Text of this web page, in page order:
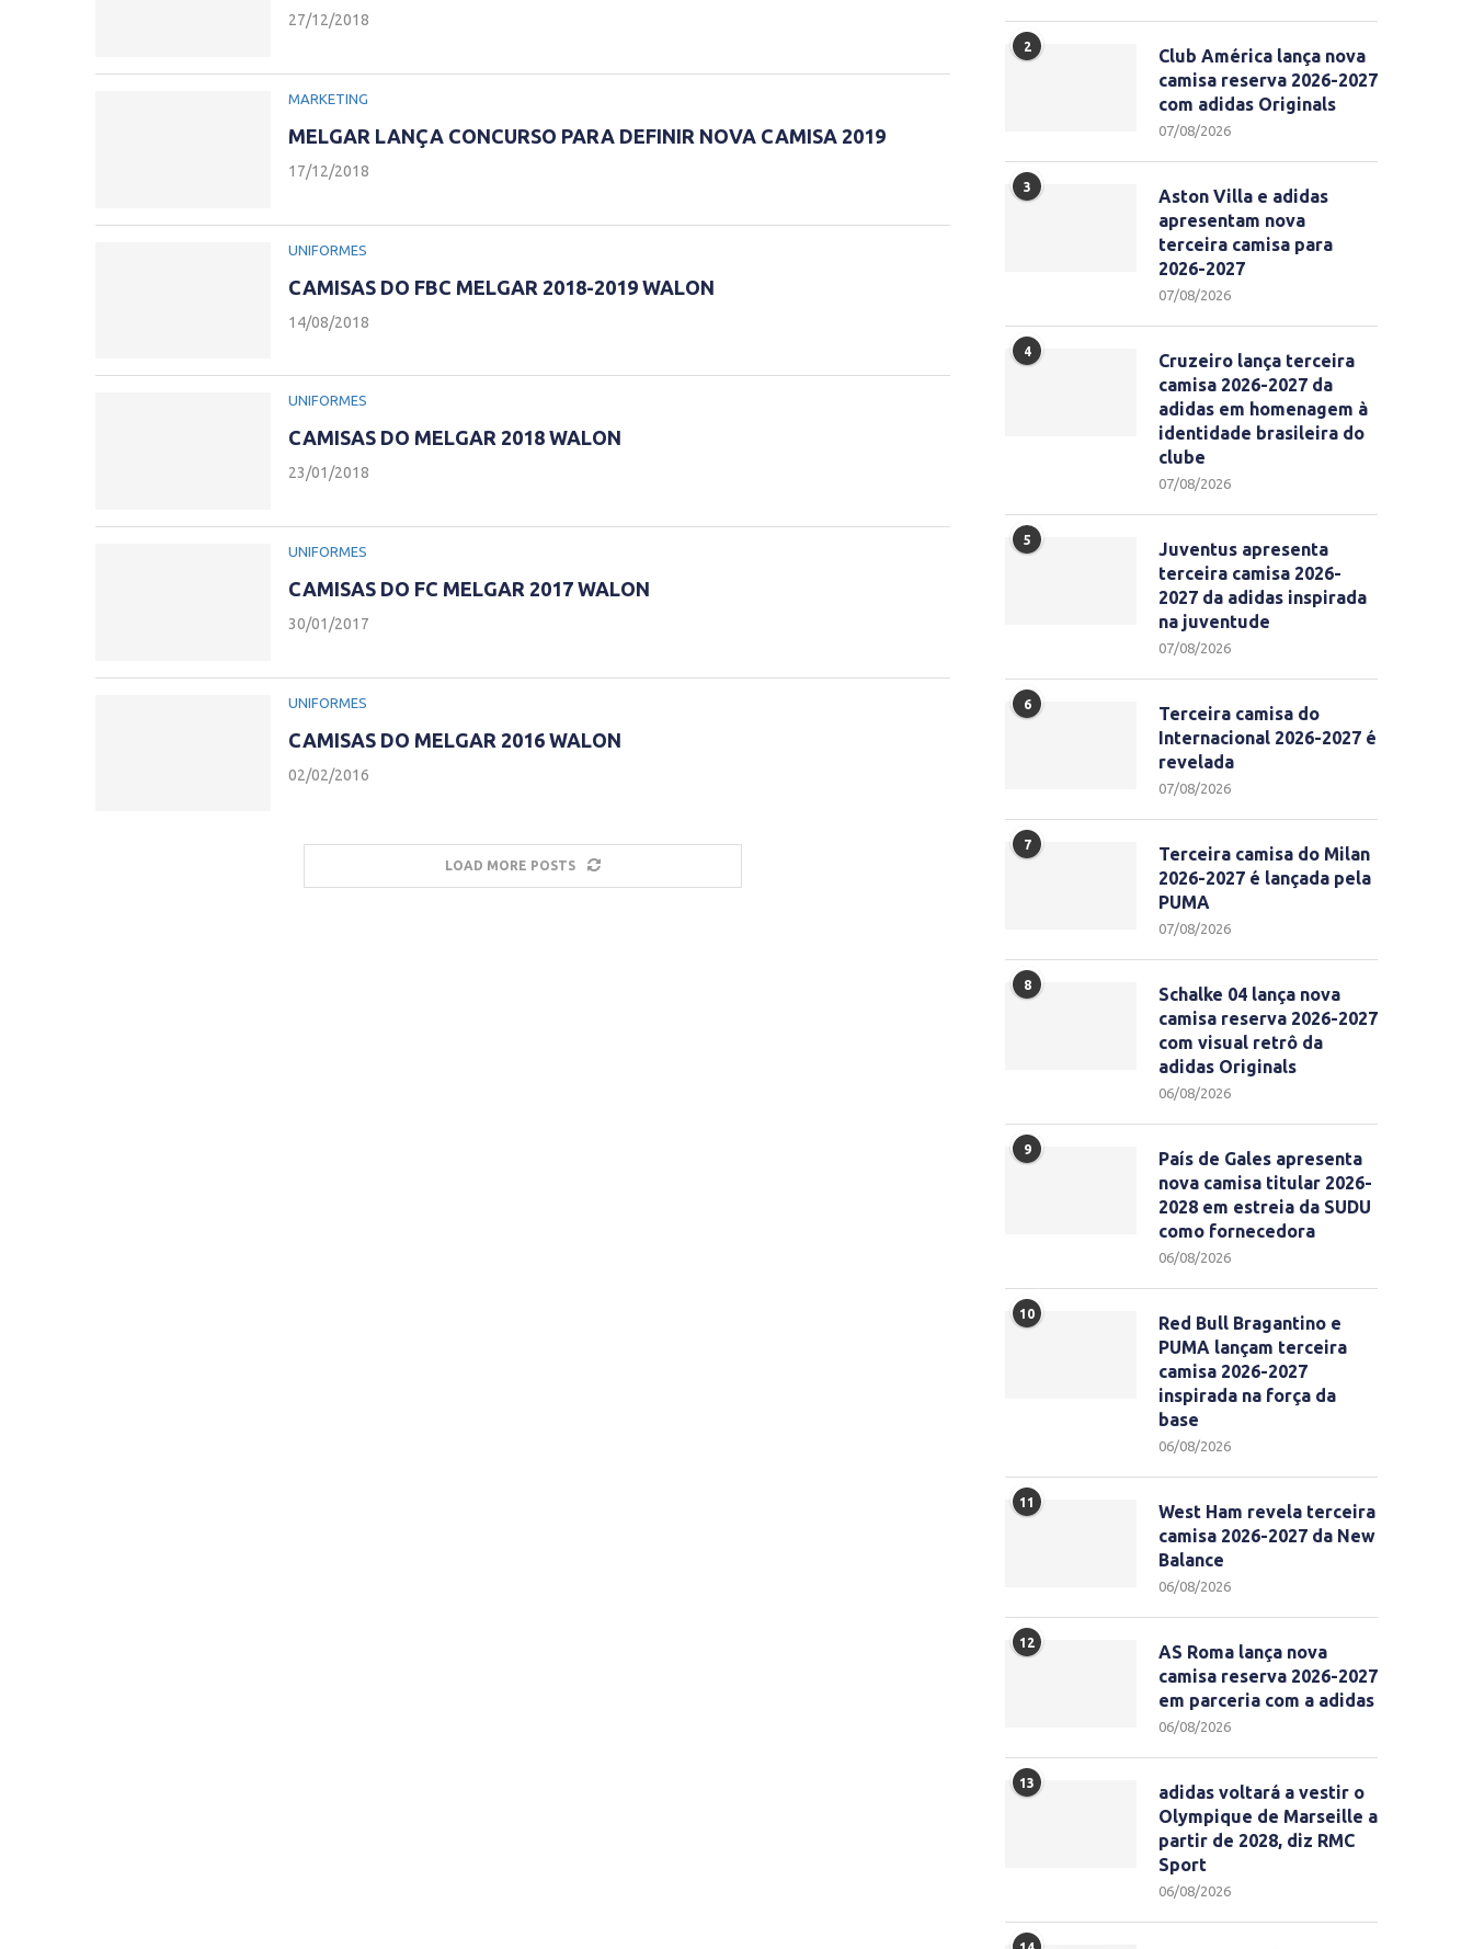
27/12/2018
MARKETING
MELGAR LANÇA CONCURSO PARA DEFINIR NOVA CAMISA 2019
17/12/2018
UNIFORMES
CAMISAS DO FBC MELGAR 2018-2019 WALON
14/08/2018
UNIFORMES
CAMISAS DO MELGAR 2018 WALON
23/01/2018
UNIFORMES
CAMISAS DO FC MELGAR 2017 WALON
30/01/2017
UNIFORMES
CAMISAS DO MELGAR 2016 WALON
02/02/2016
LOAD MORE POSTS
2
Club América lança nova
camisa reserva 2026-2027
com adidas Originals
07/08/2026
3
Aston Villa e adidas
apresentam nova
terceira camisa para
2026-2027
07/08/2026
4
Cruzeiro lança terceira
camisa 2026-2027 da
adidas em homenagem à
identidade brasileira do
clube
07/08/2026
5
Juventus apresenta
terceira camisa 2026-
2027 da adidas inspirada
na juventude
07/08/2026
6
Terceira camisa do
Internacional 2026-2027 é
revelada
07/08/2026
7
Terceira camisa do Milan
2026-2027 é lançada pela
PUMA
07/08/2026
8
Schalke 04 lança nova
camisa reserva 2026-2027
com visual retrô da
adidas Originals
06/08/2026
9
País de Gales apresenta
nova camisa titular 2026-
2028 em estreia da SUDU
como fornecedora
06/08/2026
10
Red Bull Bragantino e
PUMA lançam terceira
camisa 2026-2027
inspirada na força da
base
06/08/2026
11
West Ham revela terceira
camisa 2026-2027 da New
Balance
06/08/2026
12
AS Roma lança nova
camisa reserva 2026-2027
em parceria com a adidas
06/08/2026
13
adidas voltará a vestir o
Olympique de Marseille a
partir de 2028, diz RMC
Sport
06/08/2026